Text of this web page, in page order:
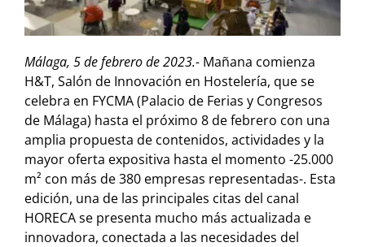
Málaga, 5 de febrero de 2023.- Mañana comienza
H&T, Salón de Innovación en Hostelería, que se
celebra en FYCMA (Palacio de Ferias y Congresos
de Málaga) hasta el próximo 8 de febrero con una
amplia propuesta de contenidos, actividades y la
mayor oferta expositiva hasta el momento -25.000
m² con más de 380 empresas representadas-. Esta
edición, una de las principales citas del canal
HORECA se presenta mucho más actualizada e
innovadora, conectada a las necesidades del